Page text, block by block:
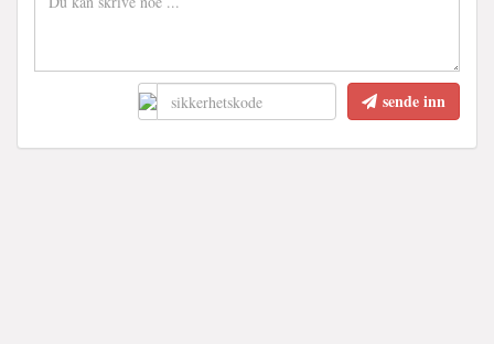
sende inn